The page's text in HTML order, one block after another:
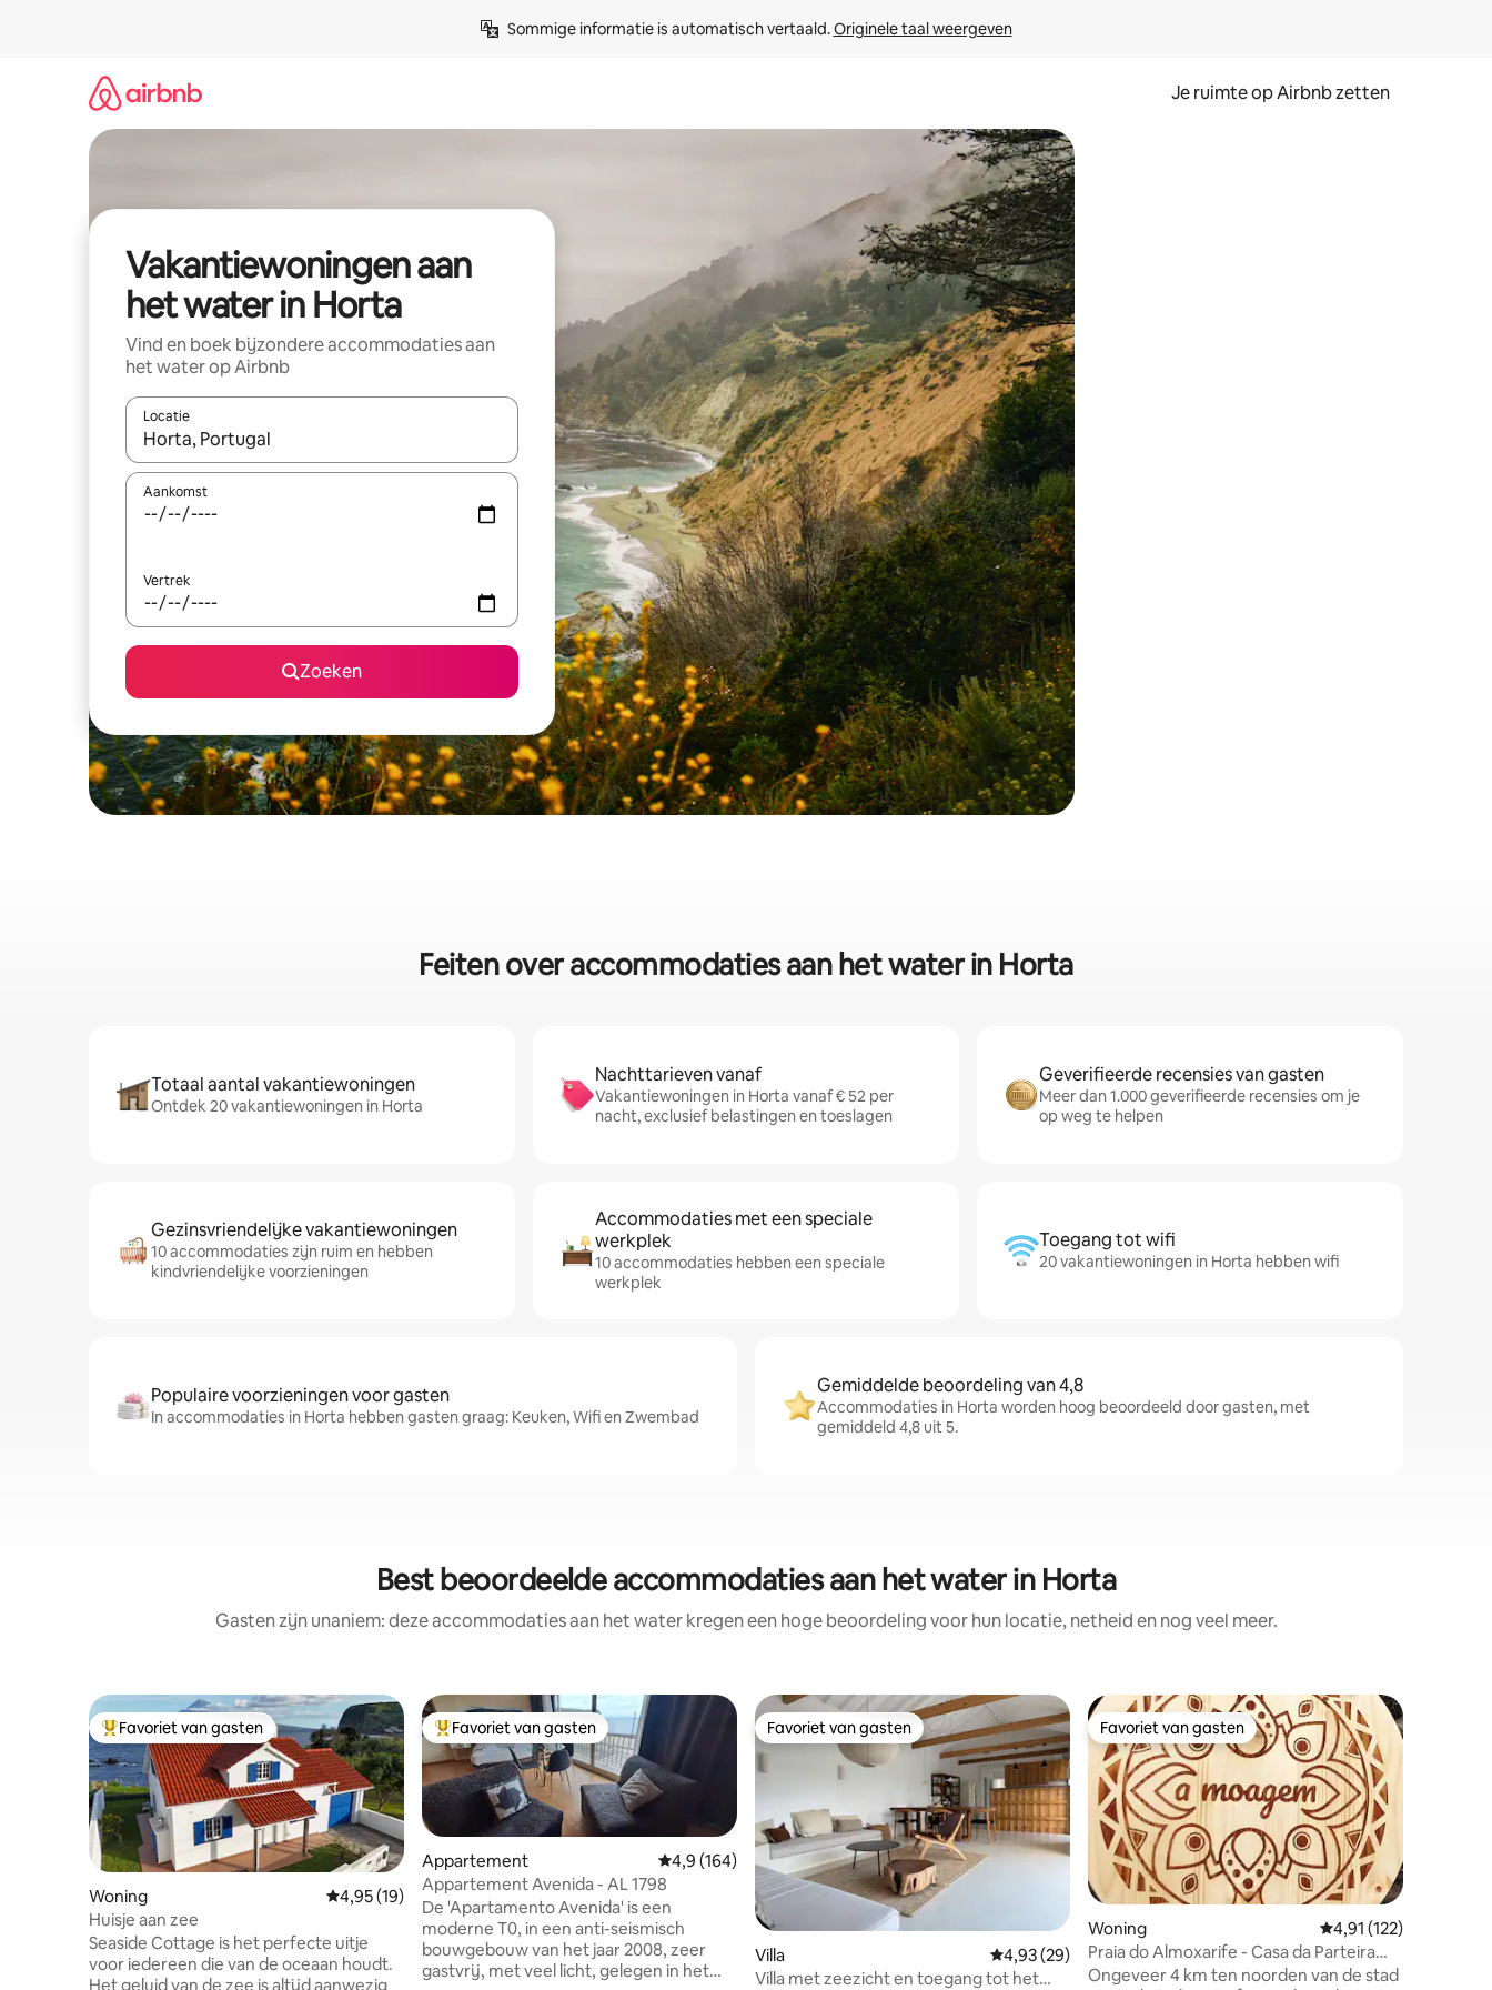
Sommige informatie is automatisch vertaald. Originele taal weergeven
Je ruimte op Airbnb zetten
Vakantiewoningen aan
het water in Horta
Vind en boek bijzondere accommodaties aan
het water op Airbnb
Locatie
Wanneer er suggesties beschikbaar zijn, maak je een keuze met je de pijltjestoetsen omhoog en omlaag, óf door te tikken of swipen.
Aankomst
Vertrek
Zoeken
Feiten over accommodaties aan het water in Horta
Totaal aantal vakantiewoningen
Ontdek 20 vakantiewoningen in Horta
Nachttarieven vanaf
Vakantiewoningen in Horta vanaf € 52 per
nacht, exclusief belastingen en toeslagen
Geverifieerde recensies van gasten
Meer dan 1.000 geverifieerde recensies om je
op weg te helpen
Gezinsvriendelijke vakantiewoningen
10 accommodaties zijn ruim en hebben
kindvriendelijke voorzieningen
Accommodaties met een speciale
werkplek
10 accommodaties hebben een speciale
werkplek
Toegang tot wifi
20 vakantiewoningen in Horta hebben wifi
Populaire voorzieningen voor gasten
In accommodaties in Horta hebben gasten graag: Keuken, Wifi en Zwembad
Gemiddelde beoordeling van 4,8
Accommodaties in Horta worden hoog beoordeeld door gasten, met
gemiddeld 4,8 uit 5.
Best beoordeelde accommodaties aan het water in Horta
Gasten zijn unaniem: deze accommodaties aan het water kregen een hoge beoordeling voor hun locatie, netheid en nog veel meer.
Topfavoriet van gasten
Favoriet van gasten
Woning Gemiddelde beoordeling van 4,95 uit 5, 19 recensies
4,95 (19)
Huisje aan zee
Seaside Cottage is het perfecte uitje
voor iedereen die van de oceaan houdt.
Het geluid van de zee is altijd aanwezig
Topfavoriet van gasten
Favoriet van gasten
Appartement Gemiddelde beoordeling van 4,9 uit 5, 164 recensies
4,9 (164)
Appartement Avenida - AL 1798
De 'Apartamento Avenida' is een
moderne T0, in een anti-seismisch
bouwgebouw van het jaar 2008, zeer
gastvrij, met veel licht, gelegen in het
Favoriet van gasten
Favoriet van gasten
Villa Gemiddelde beoordeling van 4,93 uit 5, 29 recensies
4,93 (29)
Villa met zeezicht en toegang tot het
Favoriet van gasten
Favoriet van gasten
Woning Gemiddelde
4,91 (122)
Praia do Almoxarife - Casa da Parteira
"de molen"
Ongeveer 4 km ten noorden van de stad